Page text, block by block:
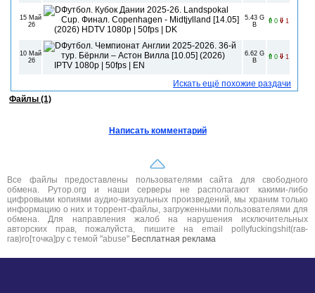
15 Май
26
Футбол. Кубок Дании 2025-26. Landspokal
Cup. Финал. Copenhagen - Midtjylland [14.05]
(2026) HDTV 1080р | 50fps | DK
5.43 G
B
0 1
10 Май
26
Футбол. Чемпионат Англии 2025-2026. 36-й
тур. Бёрнли – Астон Вилла [10.05] (2026)
IPTV 1080р | 50fps | EN
6.62 G
B
0 1
Искать ещё похожие раздачи
Файлы (1)
Написать комментарий
Все файлы предоставлены пользователями сайта для свободного
обмена. Рутор.org и наши серверы не располагают какими-либо
цифровыми копиями аудио-визуальных произведений, мы храним только
информацию о них и торрент-файлы, загруженными пользователями для
обмена. Для направления жалоб на нарушения исключительных
авторских прав, пожалуйста, пишите на email pollyfuckingshit(гав-
гав)ro[точка]ру с темой "abuse" Бесплатная реклама